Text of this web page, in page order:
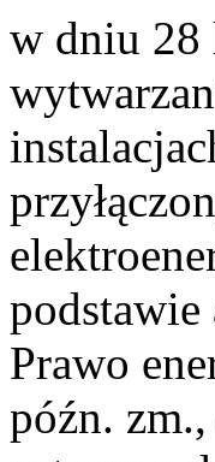
w dniu 28
Prawo
późn.